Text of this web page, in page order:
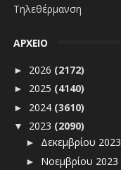
Τηλεθέρμανση
ΑΡΧΕΙΟ
► 2026 (2172)
► 2025 (4140)
► 2024 (3610)
▼ 2023 (2090)
► Δεκεμβρίου 2023
► Νοεμβρίου 2023